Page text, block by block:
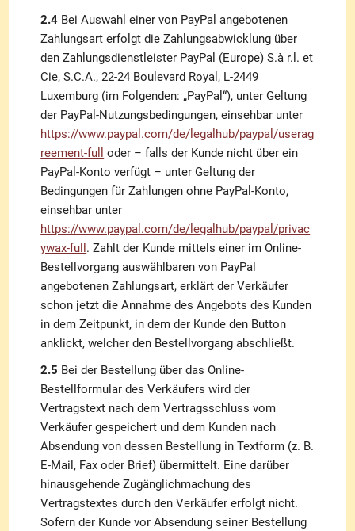
2.4 Bei Auswahl einer von PayPal angebotenen
Zahlungsart erfolgt die Zahlungsabwicklung über
den Zahlungsdienstleister PayPal (Europe) S.à r.l. et
Cie, S.C.A., 22-24 Boulevard Royal, L-2449
Luxemburg (im Folgenden: „PayPal“), unter Geltung
der PayPal-Nutzungsbedingungen, einsehbar unter
https://www.paypal.com/de/legalhub/paypal/userag
reement-full
oder – falls der Kunde nicht über ein
PayPal-Konto verfügt – unter Geltung der
Bedingungen für Zahlungen ohne PayPal-Konto,
einsehbar unter
https://www.paypal.com/de/legalhub/paypal/privac
ywax-full . Zahlt der Kunde mittels einer im Online-
Bestellvorgang auswählbaren von PayPal
angebotenen Zahlungsart, erklärt der Verkäufer
schon jetzt die Annahme des Angebots des Kunden
in dem Zeitpunkt, in dem der Kunde den Button
anklickt, welcher den Bestellvorgang abschließt.
2.5 Bei der Bestellung über das Online-
Bestellformular des Verkäufers wird der
Vertragstext nach dem Vertragsschluss vom
Verkäufer gespeichert und dem Kunden nach
Absendung von dessen Bestellung in Textform (z. B.
E-Mail, Fax oder Brief) übermittelt. Eine darüber
hinausgehende Zugänglichmachung des
Vertragstextes durch den Verkäufer erfolgt nicht.
Sofern der Kunde vor Absendung seiner Bestellung